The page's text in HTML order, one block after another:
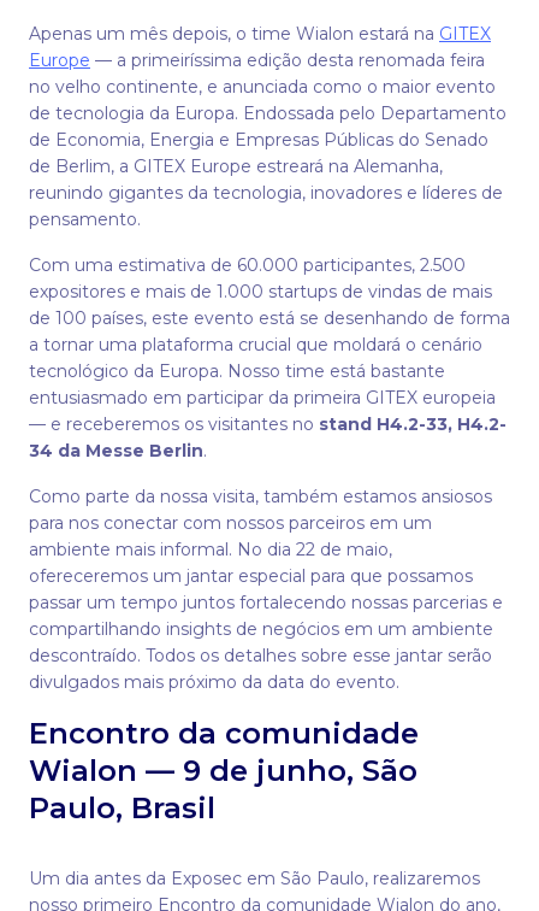
Apenas um mês depois, o time Wialon estará na GITEX
Europe — a primeiríssima edição desta renomada feira
no velho continente, e anunciada como o maior evento
de tecnologia da Europa. Endossada pelo Departamento
de Economia, Energia e Empresas Públicas do Senado
de Berlim, a GITEX Europe estreará na Alemanha,
reunindo gigantes da tecnologia, inovadores e líderes de
pensamento.
Com uma estimativa de 60.000 participantes, 2.500
expositores e mais de 1.000 startups de vindas de mais
de 100 países, este evento está se desenhando de forma
a tornar uma plataforma crucial que moldará o cenário
tecnológico da Europa. Nosso time está bastante
entusiasmado em participar da primeira GITEX europeia
— e receberemos os visitantes no stand H4.2-33, H4.2-
34 da Messe Berlin.
Como parte da nossa visita, também estamos ansiosos
para nos conectar com nossos parceiros em um
ambiente mais informal. No dia 22 de maio,
ofereceremos um jantar especial para que possamos
passar um tempo juntos fortalecendo nossas parcerias e
compartilhando insights de negócios em um ambiente
descontraído. Todos os detalhes sobre esse jantar serão
divulgados mais próximo da data do evento.
Encontro da comunidade
Wialon — 9 de junho, São
Paulo, Brasil
Um dia antes da Exposec em São Paulo, realizaremos
nosso primeiro Encontro da comunidade Wialon do ano,